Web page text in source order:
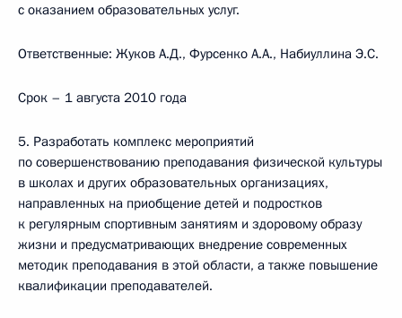
с оказанием образовательных услуг.
Ответственные: Жуков А.Д., Фурсенко А.А., Набиуллина Э.С.
Срок – 1 августа 2010 года
5. Разработать комплекс мероприятий
по совершенствованию преподавания физической культуры
в школах и других образовательных организациях,
направленных на приобщение детей и подростков
к регулярным спортивным занятиям и здоровому образу
жизни и предусматривающих внедрение современных
методик преподавания в этой области, а также повышение
квалификации преподавателей.